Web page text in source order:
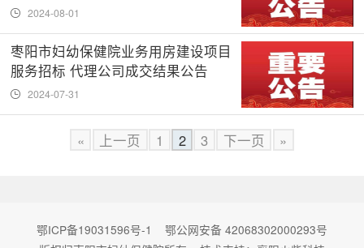
2024-08-01
枣阳市妇幼保健院业务用房建设项目
服务招标 代理公司成交结果公告
2024-07-31
« 上一页 1 2 3 下一页 »
鄂ICP备19031596号-1
鄂公网安备 42068302000293号